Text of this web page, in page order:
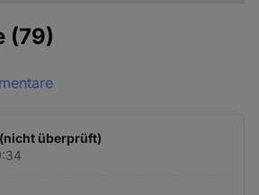
(79)
überprüft)